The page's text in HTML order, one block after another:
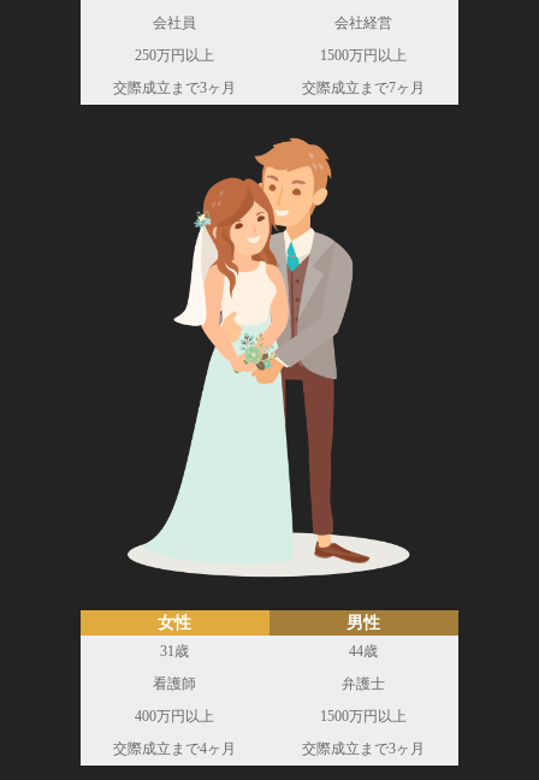
会社員
会社経営
250万円以上
1500万円以上
交際成立まで3ヶ月
交際成立まで7ヶ月
女性 男性
31歳
44歳
看護師
弁護士
400万円以上
1500万円以上
交際成立まで4ヶ月
交際成立まで3ヶ月